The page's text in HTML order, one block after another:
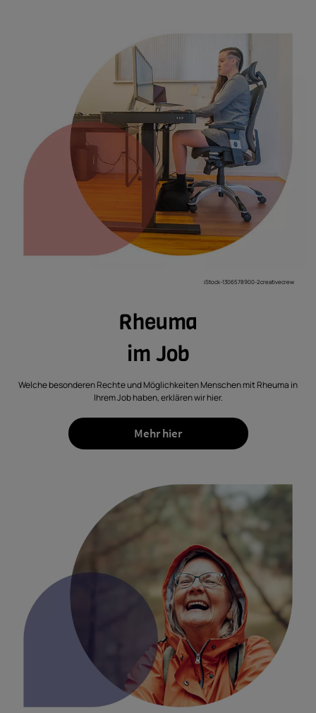
iStock-1306578900-2creativecrew
Rheuma
im Job
Welche besonderen Rechte und Möglichkeiten Menschen mit Rheuma in
Ihrem Job haben, erklären wir hier.
Mehr hier